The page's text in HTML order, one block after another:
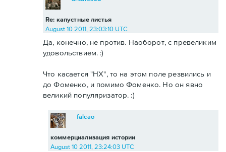
Re: капустные листья
August 10 2011, 23:03:10 UTC
Да, конечно, не против. Наоборот, с превеликим
удовольствием. :)
Что касается "НХ", то на этом поле резвились и
до Фоменко, и помимо Фоменко. Но он явно
великий популяризатор. :)
коммерциализация истории
falcao
August 10 2011, 23:24:03 UTC